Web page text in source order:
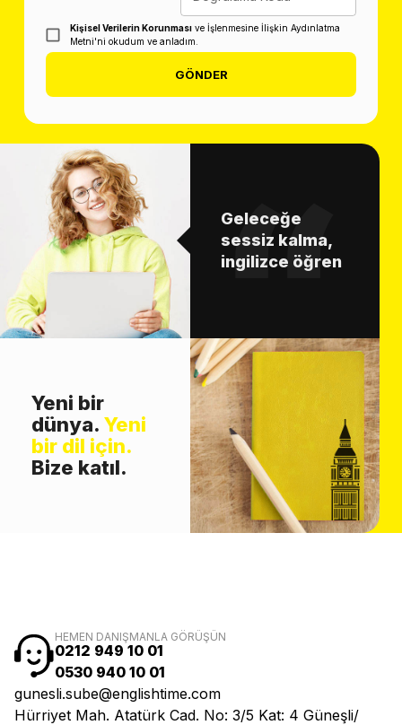
Kişisel Verilerin Korunması ve İşlenmesine İlişkin Aydınlatma
Metni'ni okudum ve anladım.
GÖNDER
Geleceğe
sessiz kalma,
ingilizce öğren
Yeni bir
dünya. Yeni
bir dil için.
Bize katıl.
HEMEN DANIŞMANLA GÖRÜŞÜN
0212 949 10 01
0530 940 10 01
gunesli.sube@englishtime.com
Hürriyet Mah. Atatürk Cad. No: 3/5 Kat: 4 Güneşli/